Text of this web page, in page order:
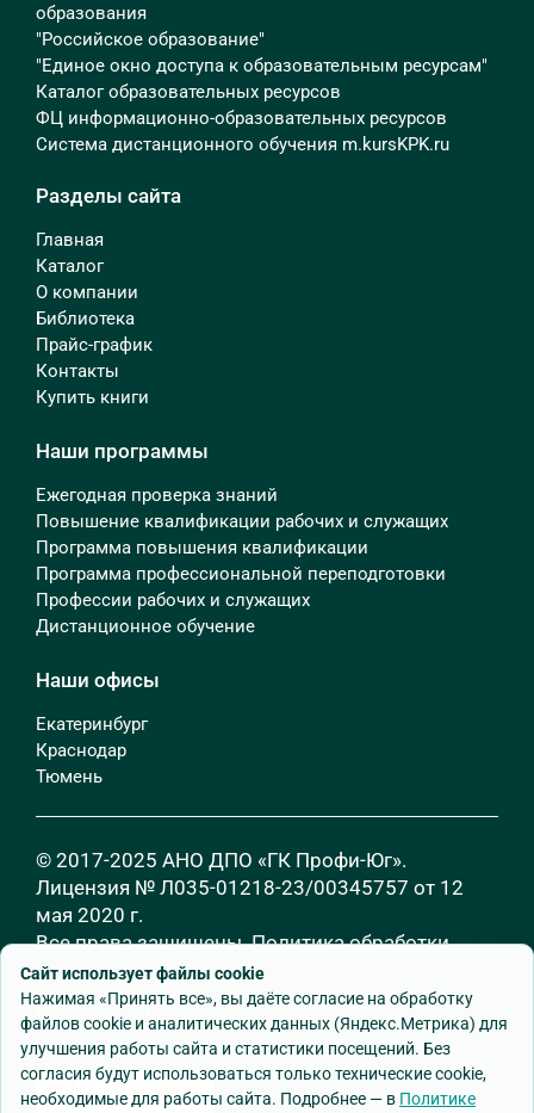
образования
"Российское образование"
"Единое окно доступа к образовательным ресурсам"
Каталог образовательных ресурсов
ФЦ информационно-образовательных ресурсов
Система дистанционного обучения m.kursKPK.ru
Разделы сайта
Главная
Каталог
О компании
Библиотека
Прайс-график
Контакты
Купить книги
Наши программы
Ежегодная проверка знаний
Повышение квалификации рабочих и служащих
Программа повышения квалификации
Программа профессиональной переподготовки
Профессии рабочих и служащих
Дистанционное обучение
Наши офисы
Екатеринбург
Краснодар
Тюмень
© 2017-2025 АНО ДПО «ГК Профи-Юг».
Лицензия № Л035-01218-23/00345757 от 12
мая 2020 г.
Все права защищены.Политика обработки
персональных данных
Сайт использует файлы cookie
Нажимая «Принять все», вы даёте согласие на обработку
файлов cookie и аналитических данных (Яндекс.Метрика) для
улучшения работы сайта и статистики посещений. Без
согласия будут использоваться только технические cookie,
необходимые для работы сайта. Подробнее — в Политике